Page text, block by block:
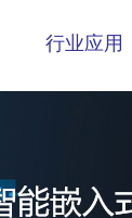
行业应用